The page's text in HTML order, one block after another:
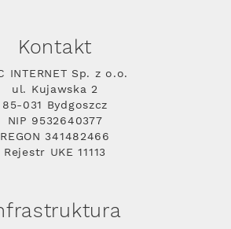
Kontakt
INTERNET Sp. z o.o.
ul. Kujawska 2
85-031 Bydgoszcz
NIP 9532640377
REGON 341482466
Rejestr UKE 11113